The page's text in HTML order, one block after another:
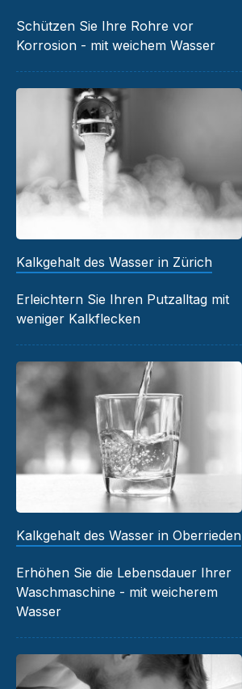
Schützen Sie Ihre Rohre vor
Korrosion - mit weichem Wasser
Kalkgehalt des Wasser in Zürich
Erleichtern Sie Ihren Putzalltag mit
weniger Kalkflecken
Kalkgehalt des Wasser in Oberrieden
Erhöhen Sie die Lebensdauer Ihrer
Waschmaschine - mit weicherem
Wasser